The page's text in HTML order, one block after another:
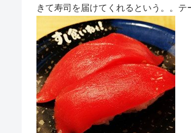
きて寿司を届けてくれるという。。テ